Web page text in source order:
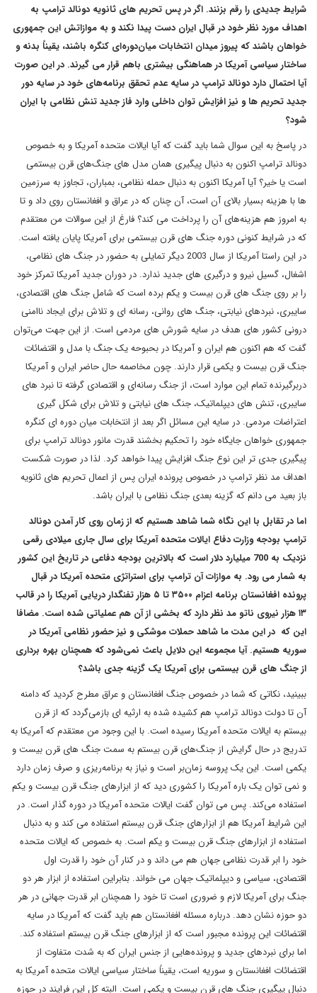
شرایط جدیدی را رقم بزنند. اگر در پس تحریم های ثانویه دونالد ترامپ به
اهداف مورد نظر خود در قبال ایران دست پیدا نکند و به موازاتش این جمهوری
خواهان باشند که پیروز میدان انتخابات میان‌دوره‌ای کنگره باشند، یقیناً بدنه و
ساختار سیاسی آمریکا در هماهنگی بیشتری باهم قرار می گیرند. در این صورت
آیا احتمال دارد دونالد ترامپ در سایه عدم تحقق برنامه‌های خود در سایه دور
جدید تحریم ها و نیز افزایش توان داخلی وارد فاز جدید تنش نظامی با ایران
شود؟
در پاسخ به این سوال شما باید گفت که آیا ایالات متحده آمریکا و به خصوص
دونالد ترامپ اکنون به دنبال پیگیری همان مدل های جنگ‌های قرن بیستمی
است یا خیر؟ آیا آمریکا اکنون به دنبال حمله نظامی، بمباران، تجاوز به سرزمین
ها با هزینه بسیار بالای آن است، آن چنان که در عراق و افغانستان روی داد و تا
به امروز هم هزینه‌های آن را پرداخت می کند؟ فارغ از این سوالات من معتقدم
که در شرایط کنونی دوره جنگ های قرن بیستمی برای آمریکا پایان یافته است.
در این راستا آمریکا از سال 2003 دیگر تمایلی به حضور در جنگ های نظامی،
اشغال، گسیل نیرو و درگیری های جدید ندارد. در دوران جدید آمریکا تمرکز خود
را بر روی جنگ های قرن بیست و یکم برده است که شامل جنگ های اقتصادی،
سایبری، نبردهای نیابتی، جنگ های روانی، رسانه ای و تلاش برای ایجاد ناامنی
درونی کشور های هدف در سایه شورش های مردمی است. از این جهت می‌توان
گفت که هم اکنون هم ایران و آمریکا در بحبوحه یک جنگ با مدل و اقتضائات
جنگ قرن بیست و یکمی قرار دارند. چون مخاصمه حال حاضر ایران و آمریکا
دربرگیرنده تمام این موارد است، از جنگ رسانه‌ای و اقتصادی گرفته تا نبرد های
سایبری، تنش های دیپلماتیک، جنگ های نیابتی و تلاش برای شکل گیری
اعتراضات مردمی. در سایه این مسائل اگر بعد از انتخابات میان دوره ای کنگره
جمهوری خواهان جایگاه خود را تحکیم بخشند قدرت مانور دونالد ترامپ برای
پیگیری جدی تر این نوع جنگ افزایش پیدا خواهد کرد. لذا در صورت شکست
اهداف مد نظر ترامپ در خصوص پرونده ایران پس از اعمال تحریم های ثانویه
باز بعید می دانم که گزینه بعدی جنگ نظامی با ایران باشد.
اما در تقابل با این نگاه شما شاهد هستیم که از زمان روی کار آمدن دونالد
ترامپ بودجه وزارت دفاع ایالات متحده آمریکا برای سال جاری میلادی رقمی
نزدیک به 700 میلیارد دلار است که بالاترین بودجه دفاعی در تاریخ این کشور
به شمار می رود. به موازات آن ترامپ برای استراتژی متحده آمریکا در قبال
پرونده افغانستان برنامه اعزام ۳۵۰۰ تا ۵ هزار تفنگدار دریایی آمریکا را در قالب
۱۳ هزار نیروی ناتو مد نظر دارد که بخشی از آن هم عملیاتی شده است. مضافا
این که در این مدت ما شاهد حملات موشکی و نیز حضور نظامی آمریکا در
سوریه هستیم. آیا مجموعه این دلایل باعث نمی‌شود که همچنان بهره برداری
از جنگ های قرن بیستمی برای آمریکا یک گزینه جدی باشد؟
ببینید، نکاتی که شما در خصوص جنگ افغانستان و عراق مطرح کردید که دامنه
آن تا دولت دونالد ترامپ هم کشیده شده به ارثیه ای بازمی‌گردد که از قرن
بیستم به ایالات متحده آمریکا رسیده است. با این وجود من معتقدم که آمریکا به
تدریج در حال گرایش از جنگ‌های قرن بیستم به سمت جنگ های قرن بیست و
یکمی است. این یک پروسه زمان‌بر است و نیاز به برنامه‌ریزی و صرف زمان دارد
و نمی توان یک باره آمریکا را کشوری دید که از ابزارهای جنگ قرن بیست و یکم
استفاده می‌کند. پس می توان گفت ایالات متحده آمریکا در دوره گذار است. در
این شرایط آمریکا هم از ابزارهای جنگ قرن بیستم استفاده می کند و به دنبال
استفاده از ابزارهای جنگ قرن بیست و یکم است. به خصوص که ایالات متحده
خود را ابر قدرت نظامی جهان هم می داند و در کنار آن خود را قدرت اول
اقتصادی، سیاسی و دیپلماتیک جهان می خواند. بنابراین استفاده از ابزار هر دو
جنگ برای آمریکا لازم و ضروری است تا خود را همچنان ابر قدرت جهانی در هر
دو حوزه نشان دهد. درباره مسئله افغانستان هم باید گفت که آمریکا در سایه
اقتضائات این پرونده مجبور است که از ابزارهای جنگ قرن بیستم استفاده کند.
اما برای نبردهای جدید و پرونده‌هایی از جنس ایران که به شدت متفاوت از
اقتضائات افغانستان و سوریه است، یقیناً ساختار سیاسی ایالات متحده آمریکا به
دنبال پیگیری جنگ های قرن بیست و یکمی است. البته کل این فرایند در حوزه